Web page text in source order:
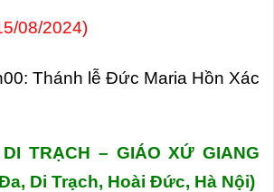
08/2024)
Thánh lễ Đức Maria Hồn Xác
TRẠCH – GIÁO XỨ GIANG
Di Trạch, Hoài Đức, Hà Nội)